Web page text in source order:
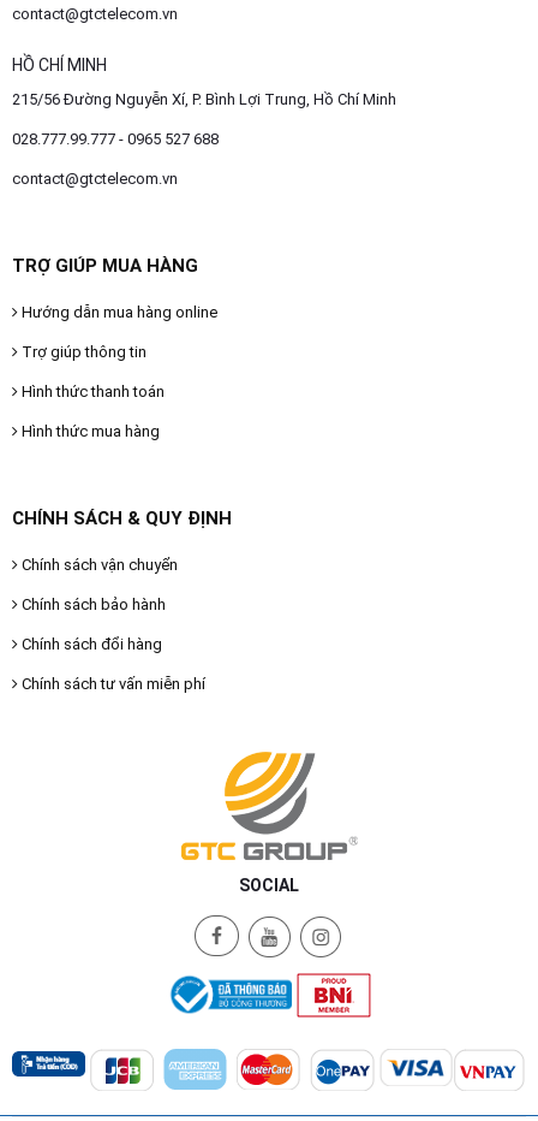
contact@gtctelecom.vn
HỒ CHÍ MINH
215/56 Đường Nguyễn Xí, P. Bình Lợi Trung, Hồ Chí Minh
028.777.99.777 - 0965 527 688
contact@gtctelecom.vn
TRỢ GIÚP MUA HÀNG
Hướng dẫn mua hàng online
Trợ giúp thông tin
Hình thức thanh toán
Hình thức mua hàng
CHÍNH SÁCH & QUY ĐỊNH
Chính sách vận chuyển
Chính sách bảo hành
Chính sách đổi hàng
Chính sách tư vấn miễn phí
SOCIAL